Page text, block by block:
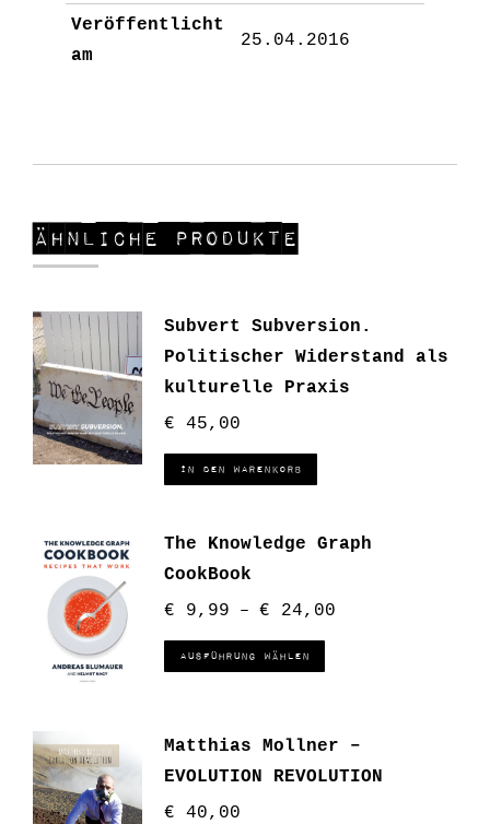
Veröffentlicht
am
25.04.2016
Ähnliche Produkte
Subvert Subversion.
Politischer Widerstand als
kulturelle Praxis
€ 45,00
In den Warenkorb
The Knowledge Graph
CookBook
€ 9,99 – € 24,00
Ausführung wählen
Matthias Mollner –
EVOLUTION REVOLUTION
€ 40,00